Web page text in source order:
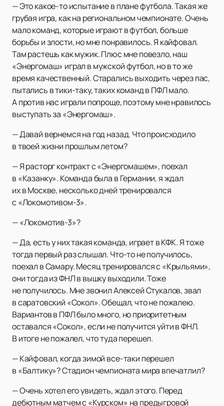
— Это какое-то испытание в плане футбола. Такая же
грубая игра, как на региональном чемпионате. Очень
мало команд, которые играют в футбол, больше
борьбы и злости, но мне понравилось. Я кайфовал.
Там растешь как мужик. Плюс мне повезло, наш
«Энергомаш» играл в мужской футбол, но в то же
время качественный. Старались выходить через пас,
пытались в тики-таку, таких команд в ПФЛ мало.
А против нас играли попроще, поэтому мне нравилось
выступать за «Энергомаш».
— Давай вернемся на год назад. Что происходило
в твоей жизни прошлым летом?
— Я расторг контракт с «Энергомашем», поехал
в «Казанку». Команда была в Германии, я ждал
их в Москве, несколько дней тренировался
с «Локомотивом-3».
— «Локомотив-3»?
— Да, есть у них такая команда, играет в КФК. Я тоже
тогда первый раз слышал. Что-то не получилось,
поехал в Самару. Месяц тренировался с «Крыльями»,
они тогда из ФНЛ в вышку выходили. Тоже
не получилось. Мне звонил Алексей Стукалов, звал
в саратовский «Сокол». Обещал, что не пожалею.
Вариантов в ПФЛ было много, но приоритетным
оставался «Сокол», если не получится уйти в ФНЛ.
В итоге не пожалел, что туда перешел.
— Кайфовал, когда зимой все-таки перешел
в «Балтику»? Стадион чемпионата мира впечатлил?
— Очень хотел его увидеть, ждал этого. Перед
дебютным матчем с «Курском» на предыгровой